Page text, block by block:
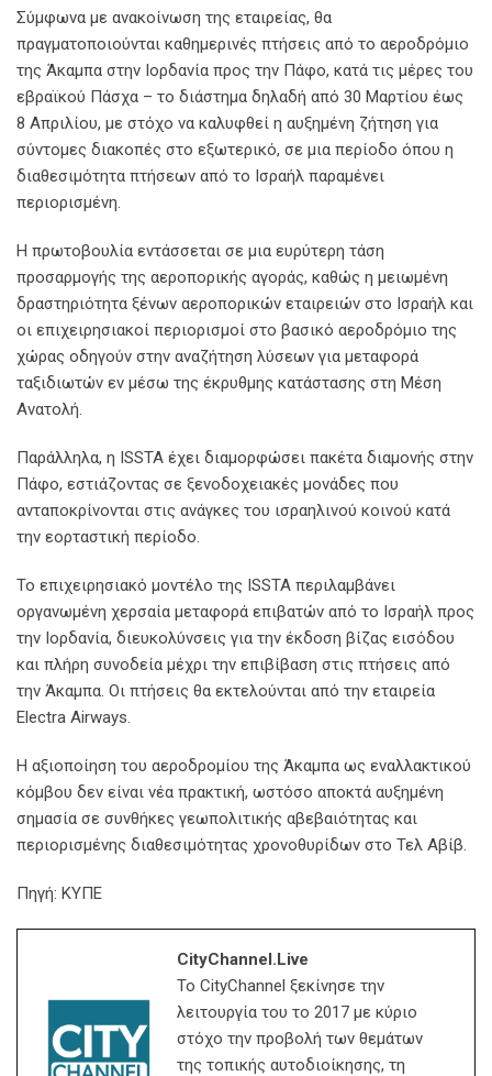
Σύμφωνα με ανακοίνωση της εταιρείας, θα
πραγματοποιούνται καθημερινές πτήσεις από το αεροδρόμιο
της Άκαμπα στην Ιορδανία προς την Πάφο, κατά τις μέρες του
εβραϊκού Πάσχα – το διάστημα δηλαδή από 30 Μαρτίου έως
8 Απριλίου, με στόχο να καλυφθεί η αυξημένη ζήτηση για
σύντομες διακοπές στο εξωτερικό, σε μια περίοδο όπου η
διαθεσιμότητα πτήσεων από το Ισραήλ παραμένει
περιορισμένη.
Η πρωτοβουλία εντάσσεται σε μια ευρύτερη τάση
προσαρμογής της αεροπορικής αγοράς, καθώς η μειωμένη
δραστηριότητα ξένων αεροπορικών εταιρειών στο Ισραήλ και
οι επιχειρησιακοί περιορισμοί στο βασικό αεροδρόμιο της
χώρας οδηγούν στην αναζήτηση λύσεων για μεταφορά
ταξιδιωτών εν μέσω της έκρυθμης κατάστασης στη Μέση
Ανατολή.
Παράλληλα, η ISSTA έχει διαμορφώσει πακέτα διαμονής στην
Πάφο, εστιάζοντας σε ξενοδοχειακές μονάδες που
ανταποκρίνονται στις ανάγκες του ισραηλινού κοινού κατά
την εορταστική περίοδο.
Το επιχειρησιακό μοντέλο της ISSTA περιλαμβάνει
οργανωμένη χερσαία μεταφορά επιβατών από το Ισραήλ προς
την Ιορδανία, διευκολύνσεις για την έκδοση βίζας εισόδου
και πλήρη συνοδεία μέχρι την επιβίβαση στις πτήσεις από
την Άκαμπα. Οι πτήσεις θα εκτελούνται από την εταιρεία
Electra Airways.
Η αξιοποίηση του αεροδρομίου της Άκαμπα ως εναλλακτικού
κόμβου δεν είναι νέα πρακτική, ωστόσο αποκτά αυξημένη
σημασία σε συνθήκες γεωπολιτικής αβεβαιότητας και
περιορισμένης διαθεσιμότητας χρονοθυρίδων στο Τελ Αβίβ.
Πηγή: ΚΥΠΕ
CityChannel.live
Το CityChannel ξεκίνησε την
λειτουργία του το 2017 με κύριο
στόχο την προβολή των θεμάτων
της τοπικής αυτοδιοίκησης, τη